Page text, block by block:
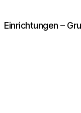
Einrichtungen –